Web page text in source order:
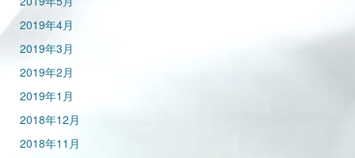
2019年4月
2019年3月
2019年2月
2019年1月
2018年12月
2018年11月